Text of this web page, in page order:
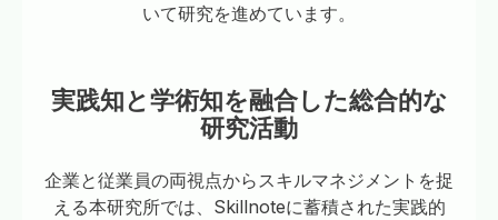
いて研究を進めています。
実践知と学術知を融合した総合的な
研究活動
企業と従業員の両視点からスキルマネジメントを捉
える本研究所では、Skillnoteに蓄積された実践的